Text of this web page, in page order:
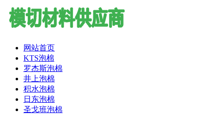
网站首页
KTS泡棉
罗杰斯泡棉
井上泡棉
积水泡棉
日东泡棉
圣戈班泡棉